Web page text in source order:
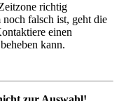
richtig
falsch ist, geht die
einen
kann.